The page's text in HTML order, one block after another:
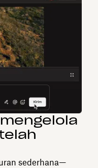
sederhana—